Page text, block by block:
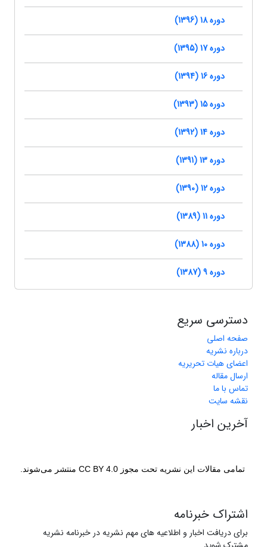
دوره 18 (1396)
دوره 17 (1395)
دوره 16 (1394)
دوره 15 (1393)
دوره 14 (1392)
دوره 13 (1391)
دوره 12 (1390)
دوره 11 (1389)
دوره 10 (1388)
دوره 9 (1387)
دسترسی سریع
صفحه اصلی
درباره نشریه
اعضای هیات تحریریه
ارسال مقاله
تماس با ما
نقشه سایت
آخرین اخبار
تمامی مقالات این نشریه تحت مجوز CC BY 4.0 منتشر می‌شوند.
اشتراک خبرنامه
برای دریافت اخبار و اطلاعیه های مهم نشریه در خبرنامه نشریه